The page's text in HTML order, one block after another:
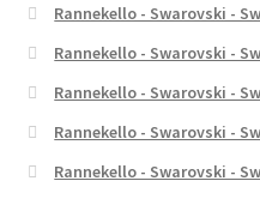
Rannekello - Swarovski -
Rannekello - Swarovski -
Rannekello - Swarovski -
Rannekello - Swarovski -
Rannekello - Swarovski -